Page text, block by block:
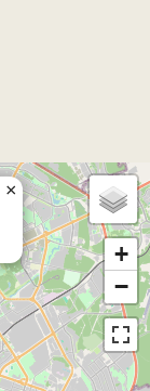
×
+
−